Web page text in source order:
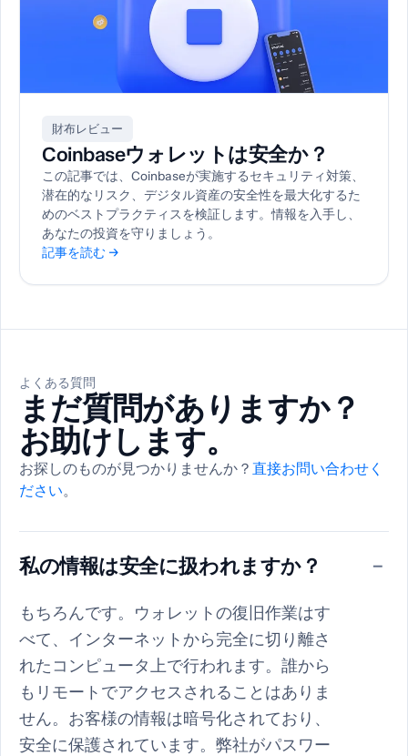
財布レビュー
Coinbaseウォレットは安全か？
この記事では、Coinbaseが実施するセキュリティ対策、
潜在的なリスク、デジタル資産の安全性を最大化するた
めのベストプラクティスを検証します。情報を入手し、
あなたの投資を守りましょう。
記事を読む →
よくある質問
まだ質問がありますか？
お助けします。
お探しのものが見つかりませんか？ 直接お問い合わせく
ださい。
私の情報は安全に扱われますか？ −
もちろんです。ウォレットの復旧作業はす
べて、インターネットから完全に切り離さ
れたコンピュータ上で行われます。誰から
もリモートでアクセスされることはありま
せん。お客様の情報は暗号化されており、
安全に保護されています。弊社がパスワー